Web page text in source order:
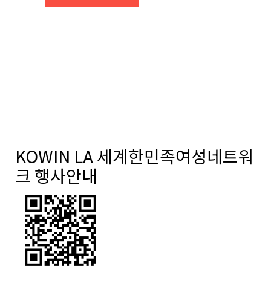
KOWIN LA 세계한민족여성네트워
크 행사안내